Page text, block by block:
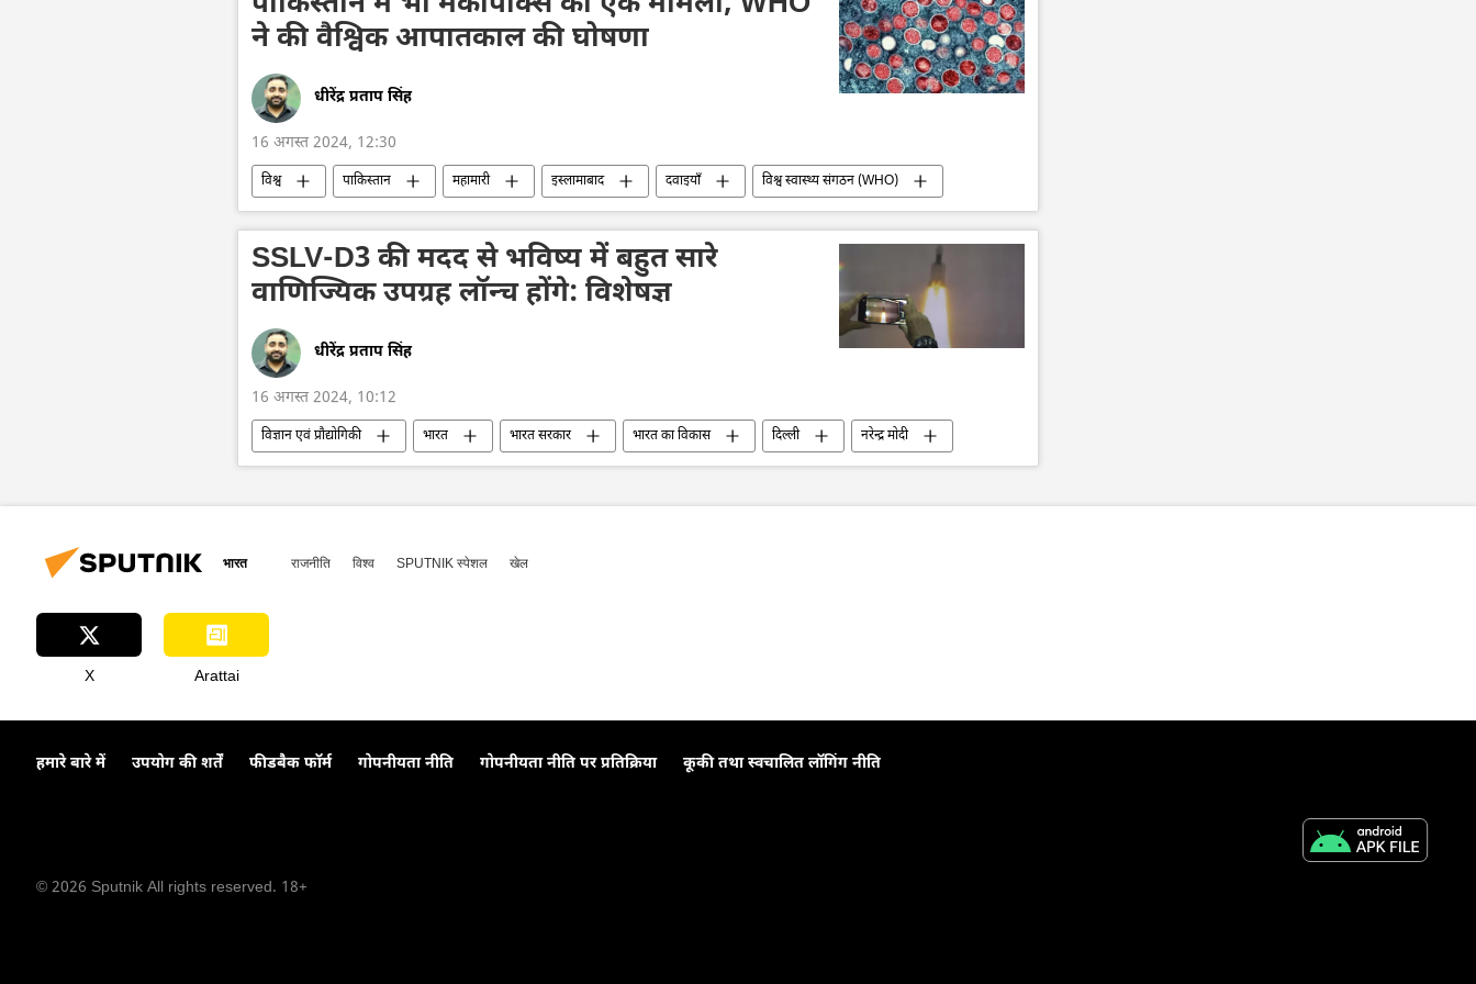
ने की वैश्विक आपातकाल की घोषणा
धीरेंद्र प्रताप सिंह
16 अगस्त 2024, 12:30
विश्व पाकिस्तान महामारी इस्लामाबाद दवाइयाँ
विश्व स्वास्थ्य संगठन (WHO)
सऊदी अरब
स्वीडन पेशावर स्वास्थ्य वायरल
SSLV-D3 की मदद से भविष्य में बहुत सारे
वाणिज्यिक उपग्रह लॉन्च होंगे: विशेषज्ञ
धीरेंद्र प्रताप सिंह
16 अगस्त 2024, 10:12
विज्ञान एवं प्रौद्योगिकी भारत भारत सरकार भारत का विकास दिल्ली
नरेन्द्र मोदी
तकनीकी विकास
विज्ञान एवं प्रौद्योगिकी अंतरिक्ष अंतरिक्ष उद्योग
अंतरिक्ष अनुसंधान
भारत राजनीति विश्व SPUTNIK स्पेशल खेल
X Arattai
हमारे बारे में उपयोग की शर्तें फीडबैक फॉर्म गोपनीयता नीति गोपनीयता नीति पर प्रतिक्रिया कूकी तथा स्वचालित लॉगिंग नीति
© 2026 Sputnik All rights reserved. 18+